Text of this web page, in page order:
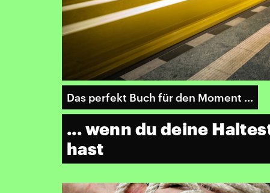
Das perfekt Buch für den Moment ...
... wenn du deine
hast